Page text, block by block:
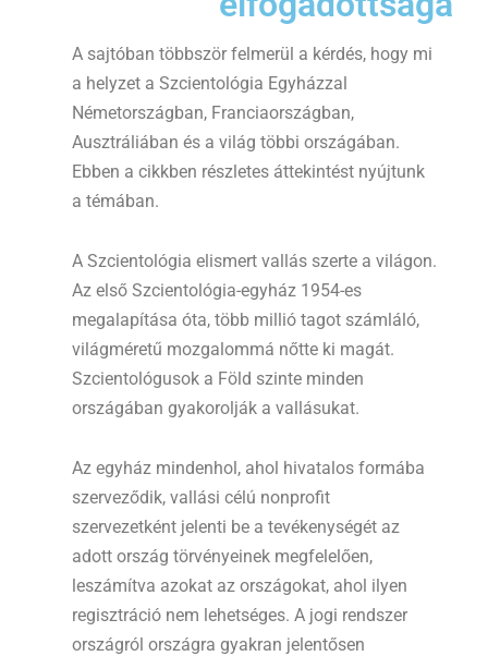
A sajtóban többször felmerül a kérdés, hogy mi
a helyzet a Szcientológia Egyházzal
Németországban, Franciaországban,
Ausztráliában és a világ többi országában.
Ebben a cikkben részletes áttekintést nyújtunk
a témában.
A Szcientológia elismert vallás szerte a világon.
Az első Szcientológia-egyház 1954-es
megalapítása óta, több millió tagot számláló,
világméretű mozgalommá nőtte ki magát.
Szcientológusok a Föld szinte minden
országában gyakorolják a vallásukat.
Az egyház mindenhol, ahol hivatalos formába
szerveződik, vallási célú nonprofit
szervezetként jelenti be a tevékenységét az
adott ország törvényeinek megfelelően,
leszámítva azokat az országokat, ahol ilyen
regisztráció nem lehetséges. A jogi rendszer
országról országra gyakran jelentősen